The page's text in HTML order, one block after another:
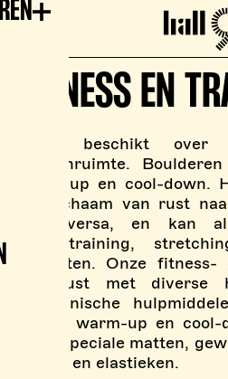
Hall9
FITNESS EN
beschiktover
stretchruimte. Boulderen
-up en cool-down.
lichaam van rust
versa, en kan
krachttraining,
omvatten. Onze fitness-
uitgerust met diverse
mechanische
die dewarm-up en cool-
speciale matten,
en elastieken.